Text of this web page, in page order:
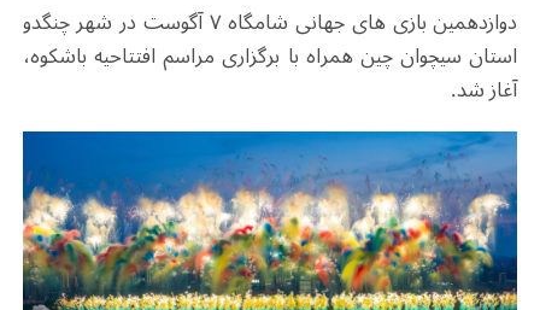
دوازدهمين بازی های جهانی شامگاه ٧ آگوست در شهر چنگدو
استان سیچوان چین همراه با برگزاری مراسم افتتاحیه باشکوه،
آغاز شد.